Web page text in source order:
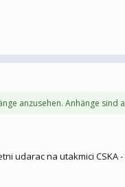
anzusehen. Anhänge sind
udarac na utakmici CSKA